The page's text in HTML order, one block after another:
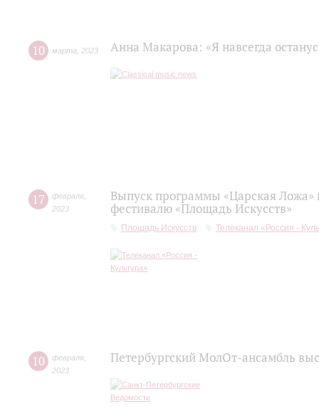
10 марта 2023 Анна Макарова: «Я навсегда
17 февраля
2023
Выпуск программы «Царская
фестивалю «Площадь Искусств»
Площадь Искусств Телеканал «Россия -
10 февраля
2023
Петербургский МолОт-ансамбль